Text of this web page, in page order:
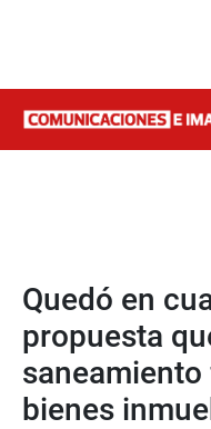
Quedó en
propuesta
bienes